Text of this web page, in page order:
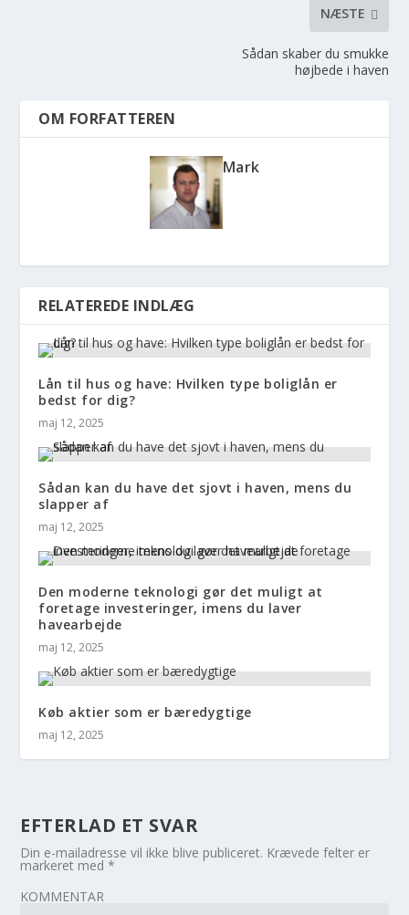
NÆSTE
Sådan skaber du smukke
højbede i haven
OM FORFATTEREN
Mark
RELATEREDE INDLÆG
Lån til hus og have: Hvilken type boliglån er
bedst for dig?
maj 12, 2025
Sådan kan du have det sjovt i haven, mens du
slapper af
maj 12, 2025
Den moderne teknologi gør det muligt at
foretage investeringer, imens du laver
havearbejde
maj 12, 2025
Køb aktier som er bæredygtige
maj 12, 2025
EFTERLAD ET SVAR
Din e-mailadresse vil ikke blive publiceret. Krævede felter er
markeret med*
KOMMENTAR